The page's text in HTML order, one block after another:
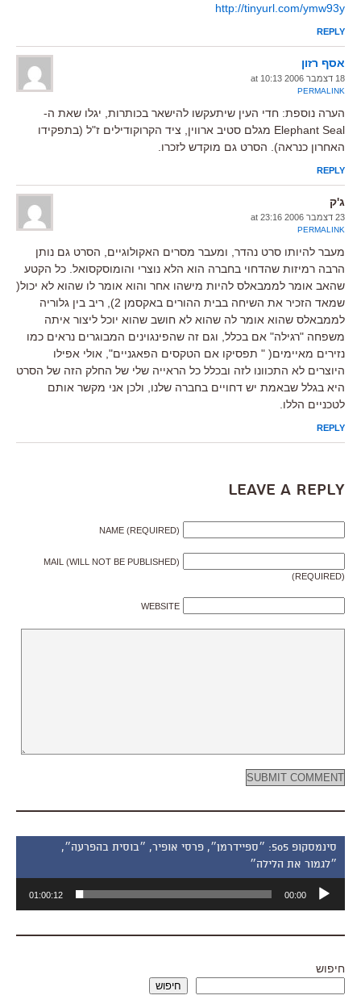
http://tinyurl.com/ymw93y
REPLY
אסף רזון
18 דצמבר 2006 at 10:13
PERMALINK
הערה נוספת: חדי העין שיתעקשו להישאר בכותרות, יגלו שאת ה-
Elephant Seal מגלם סטיב ארווין, ציד הקרוקודילים ז"ל (בתפקידו
האחרון כנראה). הסרט גם מוקדש לזכרו.
REPLY
ג'ק
23 דצמבר 2006 at 23:16
PERMALINK
מעבר להיותו סרט נהדר, ומעבר מסרים האקולוגיים, הסרט גם נותן
הרבה רמיזות שהדחוי בחברה הוא הלא נוצרי והומוסקסואל. כל הקטע
שהאב אומר לממבאלס להיות מישהו אחר והוא אומר לו שהוא לא יכול(
שמאד הזכיר את השיחה בבית ההורים באקסמן 2), ריב בין גלוריה
לממבאלס שהוא אומר לה שהוא לא חושב שהוא יוכל ליצור איתה
משפחה "רגילה" אם בכלל, וגם זה שהפינגוינים המבוגרים נראים כמו
נזירים מאיימים( " תפסיקו אם הטקסים הפאגניים", אולי אפילו
היוצרים לא התכוונו לזה ובכלל כל הראייה שלי של החלק הזה של הסרט
היא בגלל שבאמת יש דחויים בחברה שלנו, ולכן אני מקשר אותם
לטכניים הללו.
REPLY
Leave a Reply
NAME (REQUIRED)
MAIL (WILL NOT BE PUBLISHED)
(REQUIRED)
WEBSITE
סינמסקופ 505: ״ספיידרמן״, פרסי אופיר, ״בוסית בהפרעה״,
״לגמור את הלילה״
אודיו
00:00
01:00:12
חיפוש
חיפוש